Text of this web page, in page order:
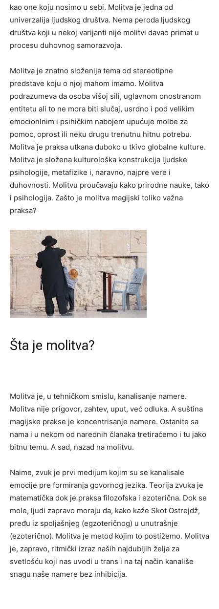
kao one koju nosimo u sebi. Molitva je jedna od
univerzalija ljudskog društva. Nema peroda ljudskog
društva koji u nekoj varijanti nije molitvi davao primat u
procesu duhovnog samorazvoja.
Molitva je znatno složenija tema od stereotipne
predstave koju o njoj mahom imamo. Molitva
podrazumeva da osoba višoj sili, uglavnom onostranom
entitetu ali to ne mora biti slučaj, usrdno i pod velikim
emocionlnim i psihičkim nabojem upućuje molbe za
pomoc, oprost ili neku drugu trenutnu hitnu potrebu.
Molitva je praksa utkana duboko u tkivo globalne kulture.
Molitva je složena kulturološka konstrukcija ljudske
psihologije, metafizike i, naravno, najpre vere i
duhovnosti. Molitvu proučavaju kako prirodne nauke, tako
i psihologija. Zašto je molitva magijski toliko važna
praksa?
Šta je molitva?
Molitva je, u tehničkom smislu, kanalisanje namere.
Molitva nije prigovor, zahtev, uput, već odluka. A suština
magijske prakse je koncentrisanje namere. Ostanite sa
nama i u nekom od narednih članaka tretiraćemo i tu jako
bitnu temu. A sad, nazad na molitvu.
Naime, zvuk je prvi medijum kojim su se kanalisale
emocije pre formiranja govornog jezika. Teorija zvuka je
matematička dok je praksa filozofska i ezoterična. Dok se
mole, ljudi zapravo moraju da, kako kaže Skot Ostrejdž,
pređu iz spoljašnjeg (egzoteričnog) u unutrašnje
(ezoterično). Molitva je metod kojim to postižemo. Molitva
je, zapravo, ritmički izraz naših najdubljih želja za
svetlošću koji nas uvodi u trans i na taj način kanališe
snagu naše namere bez inhibicija.